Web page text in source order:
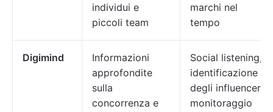
individui e
piccoli team
marchi nel
tempo
Digimind
Informazioni
approfondite
sulla
concorrenza e
Social listening,
identificazione
degli influencer,
monitoraggio